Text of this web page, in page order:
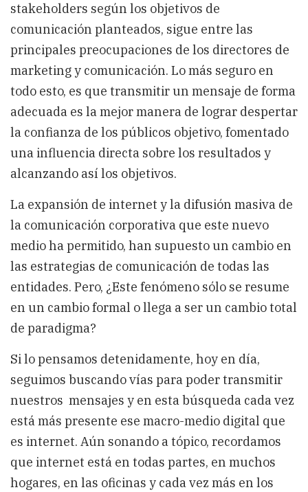
stakeholders según los objetivos de
comunicación planteados, sigue entre las
principales preocupaciones de los directores de
marketing y comunicación. Lo más seguro en
todo esto, es que transmitir un mensaje de forma
adecuada es la mejor manera de lograr despertar
la confianza de los públicos objetivo, fomentado
una influencia directa sobre los resultados y
alcanzando así los objetivos.
La expansión de internet y la difusión masiva de
la comunicación corporativa que este nuevo
medio ha permitido, han supuesto un cambio en
las estrategias de comunicación de todas las
entidades. Pero, ¿Este fenómeno sólo se resume
en un cambio formal o llega a ser un cambio total
de paradigma?
Si lo pensamos detenidamente, hoy en día,
seguimos buscando vías para poder transmitir
nuestros mensajes y en esta búsqueda cada vez
está más presente ese macro-medio digital que
es internet. Aún sonando a tópico, recordamos
que internet está en todas partes, en muchos
hogares, en las oficinas y cada vez más en los